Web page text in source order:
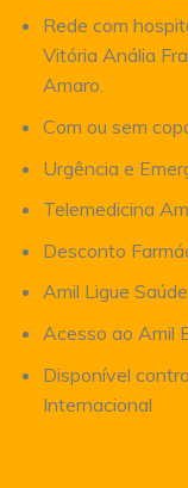
Rede com
Vitória Anália
Amaro.
Com ou sem
Urgência e
Telemedicina
Desconto
Amil Ligue Saúde
Acesso ao Amil
Disponível
Internacional